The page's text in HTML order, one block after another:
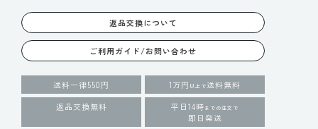
返品交換について
ご利用ガイド/お問い合わせ
送料一律550円 1万円 以上で送料無料
返品交換無料
平日14時 までの注文で
即日発送